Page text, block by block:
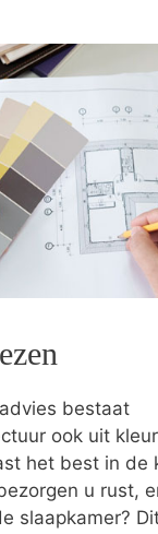
bestaat
ook uit
het best in de
u rust,
slaapkamer?